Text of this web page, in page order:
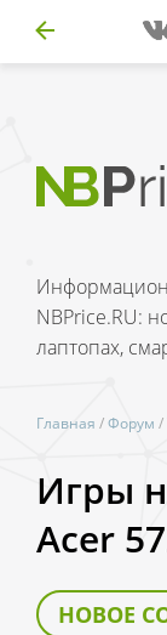
NBPrice.RU:
лаптопах,
Главная /Форум /
Игры
Acer
НОВОЕ